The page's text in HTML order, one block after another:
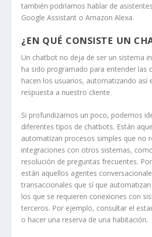
también podríamos hablar de
Google Assistant o Amazon Alexa.
¿EN QUÉ CONSISTE UN
Un chatbot no deja de ser un sistema
ha sido programado para entender las
hacen los usuarios, automatizando así
respuesta a nuestro cliente.
Si profundizamos un poco, podemos
diferentes tipos de chatbots. Están
automatizan procesos simples que no
integraciones con otros sistemas,
resolución de preguntas frecuentes.
están aquellos agentes
transaccionales que sí que
los que se requieren conexiones con
terceros. Por ejemplo, consultar el
o hacer una reserva de una habitación.